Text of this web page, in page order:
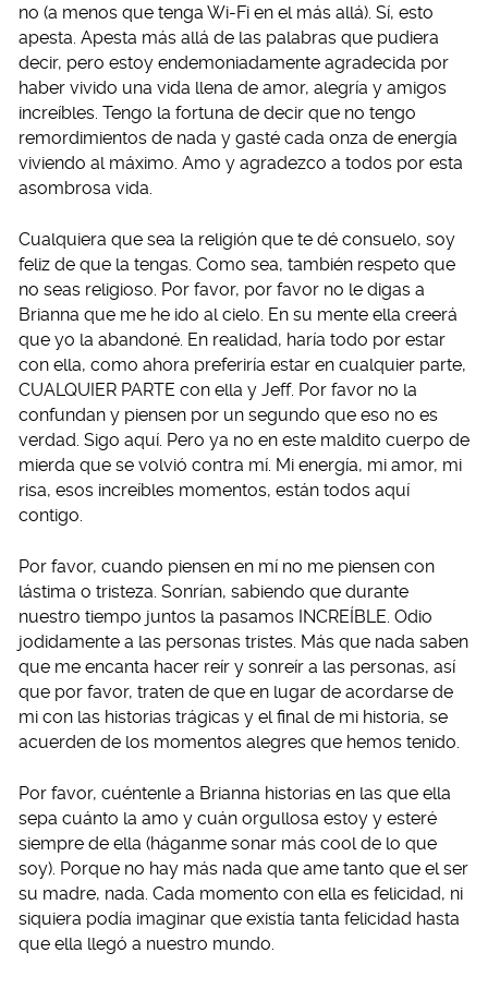
no (a menos que tenga Wi-Fi en el más allá). Sí, esto
apesta. Apesta más allá de las palabras que pudiera
decir, pero estoy endemoniadamente agradecida por
haber vivido una vida llena de amor, alegría y amigos
increíbles. Tengo la fortuna de decir que no tengo
remordimientos de nada y gasté cada onza de energía
viviendo al máximo. Amo y agradezco a todos por esta
asombrosa vida.
Cualquiera que sea la religión que te dé consuelo, soy
feliz de que la tengas. Como sea, también respeto que
no seas religioso. Por favor, por favor no le digas a
Brianna que me he ido al cielo. En su mente ella creerá
que yo la abandoné. En realidad, haría todo por estar
con ella, como ahora preferiría estar en cualquier parte,
CUALQUIER PARTE con ella y Jeff. Por favor no la
confundan y piensen por un segundo que eso no es
verdad. Sigo aquí. Pero ya no en este maldito cuerpo de
mierda que se volvió contra mí. Mi energía, mi amor, mi
risa, esos increíbles momentos, están todos aquí
contigo.
Por favor, cuando piensen en mí no me piensen con
lástima o tristeza. Sonrían, sabiendo que durante
nuestro tiempo juntos la pasamos INCREÍBLE. Odio
jodidamente a las personas tristes. Más que nada saben
que me encanta hacer reír y sonreír a las personas, así
que por favor, traten de que en lugar de acordarse de
mi con las historias trágicas y el final de mi historia, se
acuerden de los momentos alegres que hemos tenido.
Por favor, cuéntenle a Brianna historias en las que ella
sepa cuánto la amo y cuán orgullosa estoy y esteré
siempre de ella (háganme sonar más cool de lo que
soy). Porque no hay más nada que ame tanto que el ser
su madre, nada. Cada momento con ella es felicidad, ni
siquiera podía imaginar que existía tanta felicidad hasta
que ella llegó a nuestro mundo.